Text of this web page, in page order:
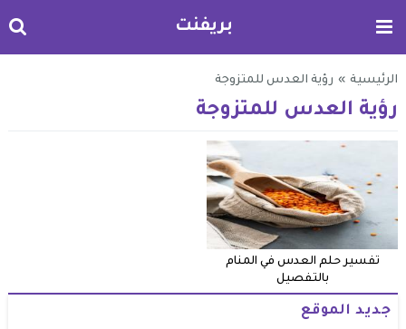
بريفنت
الرئيسية » رؤية العدس للمتزوجة
رؤية العدس للمتزوجة
تفسير حلم العدس في المنام
بالتفصيل
جديد الموقع